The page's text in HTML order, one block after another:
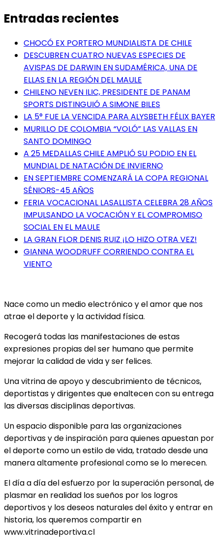
Entradas recientes
CHOCÓ EX PORTERO MUNDIALISTA DE CHILE
DESCUBREN CUATRO NUEVAS ESPECIES DE
AVISPAS DE DARWIN EN SUDAMÉRICA, UNA DE
ELLAS EN LA REGIÓN DEL MAULE
CHILENO NEVEN ILIC, PRESIDENTE DE PANAM
SPORTS DISTINGUIÓ A SIMONE BILES
LA 5° FUE LA VENCIDA PARA ALYSBETH FÉLIX BAYER
MURILLO DE COLOMBIA “VOLÓ” LAS VALLAS EN
SANTO DOMINGO
A 25 MEDALLAS CHILE AMPLIÓ SU PODIO EN EL
MUNDIAL DE NATACIÓN DE INVIERNO
EN SEPTIEMBRE COMENZARÁ LA COPA REGIONAL
SÉNIORS-45 AÑOS
FERIA VOCACIONAL LASALLISTA CELEBRA 28 AÑOS
IMPULSANDO LA VOCACIÓN Y EL COMPROMISO
SOCIAL EN EL MAULE
LA GRAN FLOR DENIS RUIZ ¡LO HIZO OTRA VEZ!
GIANNA WOODRUFF CORRIENDO CONTRA EL
VIENTO
Nace como un medio electrónico y el amor que nos
atrae el deporte y la actividad física.
Recogerá todas las manifestaciones de estas
expresiones propias del ser humano que permite
mejorar la calidad de vida y ser felices.
Una vitrina de apoyo y descubrimiento de técnicos,
deportistas y dirigentes que enaltecen con su entrega
las diversas disciplinas deportivas.
Un espacio disponible para las organizaciones
deportivas y de inspiración para quienes apuestan por
el deporte como un estilo de vida, tratado desde una
manera altamente profesional como se lo merecen.
El día a día del esfuerzo por la superación personal, de
plasmar en realidad los sueños por los logros
deportivos y los deseos naturales del éxito y entrar en
historia, los queremos compartir en
www.vitrinadeportiva.cl